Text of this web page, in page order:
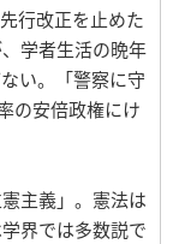
行改正を止めた
学者生活の晩年
い。「警察に守
の安倍政権にけ
主義」。憲法は
界では多数説で